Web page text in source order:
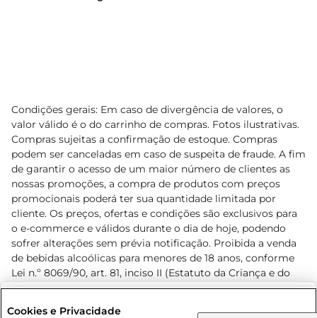
Condições gerais: Em caso de divergência de valores, o
valor válido é o do carrinho de compras. Fotos ilustrativas.
Compras sujeitas a confirmação de estoque. Compras
podem ser canceladas em caso de suspeita de fraude. A fim
de garantir o acesso de um maior número de clientes as
nossas promoções, a compra de produtos com preços
promocionais poderá ter sua quantidade limitada por
cliente. Os preços, ofertas e condições são exclusivos para
o e-commerce e válidos durante o dia de hoje, podendo
sofrer alterações sem prévia notificação. Proibida a venda
de bebidas alcoólicas para menores de 18 anos, conforme
Lei n.º 8069/90, art. 81, inciso II (Estatuto da Criança e do
Adolescente). Preços e condições exclusivos para o
Cookies e Privacidade